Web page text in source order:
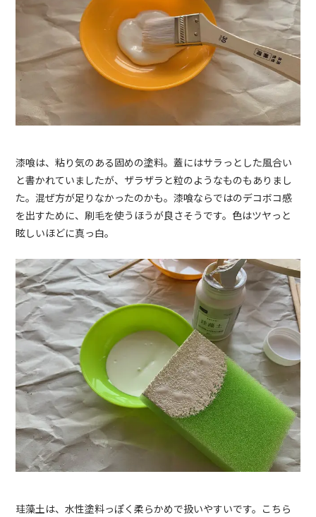
漆喰は、粘り気のある固めの塗料。蓋にはサラっとした風合い
と書かれていましたが、ザラザラと粒のようなものもありまし
た。混ぜ方が足りなかったのかも。漆喰ならではのデコボコ感
を出すために、刷毛を使うほうが良さそうです。色はツヤっと
眩しいほどに真っ白。
珪藻土は、水性塗料っぽく柔らかめで扱いやすいです。こちら